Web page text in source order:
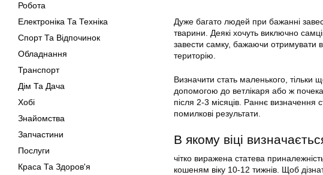
Робота
Електроніка Та Техніка
Спорт Та Відпочинок
Обладнання
Транспорт
Дім Та Дача
Хобі
Знайомства
Запчастини
Послуги
Краса Та Здоров'я
Дуже багато людей при бажанні
тварини. Деякі хочуть виключно
завести самку, бажаючи отримувати
територію.
Визначити стать маленького, тільки
допомогою до ветлікаря або ж
після 2-3 місяців. Раннє визначення
помилкові результати.
В якому віці
чітко виражена статева
кошеням віку 10-12 тижнів. Щоб